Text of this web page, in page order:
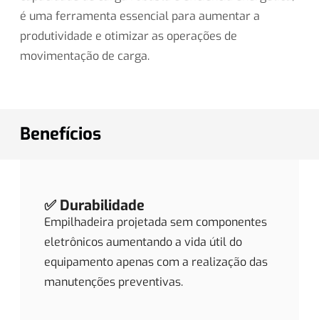
é uma ferramenta essencial para aumentar a
produtividade e otimizar as operações de
movimentação de carga.
Benefícios
✅ Durabilidade
Empilhadeira projetada sem componentes
eletrônicos aumentando a vida útil do
equipamento apenas com a realização das
manutenções preventivas.